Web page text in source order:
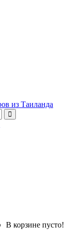
В корзине пусто!